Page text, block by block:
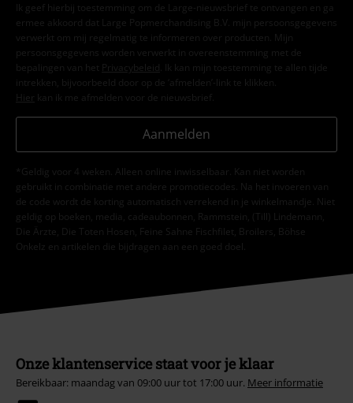
Ik geef hierbij toestemming om de Large-nieuwsbrief te ontvangen en ga
ermee akkoord dat Large Popmerchandising B.V. mijn persoonsgegevens
verwerkt om mij regelmatig te informeren over producten. Mijn
persoonsgegevens worden verwerkt in overeenstemming met de
bepalingen van het
Privacybeleid . Ik kan mijn toestemming te allen tijde
intrekken, bijvoorbeeld door op de ‘afmelden’-link te klikken.
Hier kan ik me afmelden voor de nieuwsbrief.
Aanmelden
*Geldig voor 4 weken. Alleen online inwisselbaar. Kan niet worden
gebruikt in combinatie met andere promotiecodes. Na het invoeren van
de code wordt de korting automatisch verrekend in je winkelmandje. Niet
geldig op boeken, media, cadeaubonnen, Rammstein, (Till) Lindemann,
Die Ärzte, Die Toten Hosen, Feine Sahne Fischfilet, Broilers, Böhse
Onkelz en artikelen die bijdragen aan een goed doel.
Onze klantenservice staat voor je klaar
Bereikbaar: maandag van 09:00 uur tot 17:00 uur. Meer informatie